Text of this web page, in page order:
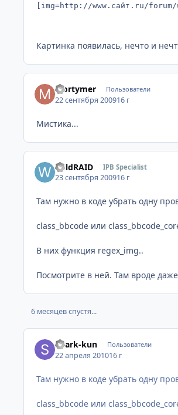
[img=http://www.сайт.ru/forum/
Картинка появилась, нечто и
Mortymer Пользователи
22 сентября 200916 г
Мистика...
WildRAID IPB Specialist
23 сентября 200916 г
Там нужно в коде убрать одну
class_bbcode или
В них функция regex_img..
Посмотрите в ней. Там вроде
6 месяцев спустя...
Shark-kun Пользователи
22 апреля 201016 г
Там нужно в коде убрать одну
class_bbcode или